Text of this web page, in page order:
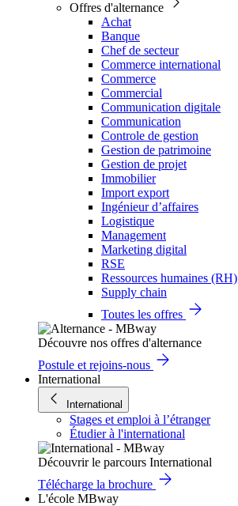
Offres d'alternance
Achat
Banque
Chef de secteur
Commerce international
Commerce
Commercial
Communication digitale
Communication
Controle de gestion
Gestion de patrimoine
Gestion de projet
Immobilier
Import export
Ingénieur d’affaires
Logistique
Management
Marketing digital
RSE
Ressources humaines (RH)
Supply chain
Toutes les offres
Découvre nos offres d'alternance
Postule et rejoins-nous
International
International
Stages et emploi à l’étranger
Étudier à l'international
Découvrir le parcours International
Télécharge la brochure
L'école MBway